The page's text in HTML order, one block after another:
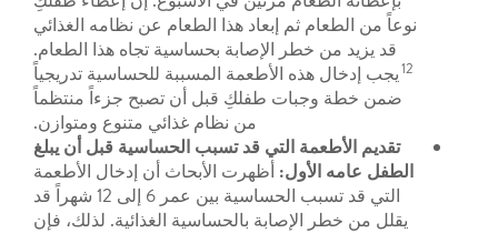
نوعاً من الطعام ثم إبعاد هذا الطعام عن نظامه الغذائي
قد يزيد من خطر الإصابة بحساسية تجاه هذا الطعام.
12يجب إدخال هذه الأطعمة المسببة للحساسية تدريجياً
ضمن خطة وجبات طفلكِ قبل أن تصبح جزءاً منتظماً
من نظام غذائي متنوع ومتوازن.
تقديم الأطعمة التي قد تسبب الحساسية قبل أن يبلغ
الطفل عامه الأول: أظهرت الأبحاث أن إدخال الأطعمة
التي قد تسبب الحساسية بين عمر 6 إلى 12 شهراً قد
يقلل من خطر الإصابة بالحساسية الغذائية. لذلك، فإن